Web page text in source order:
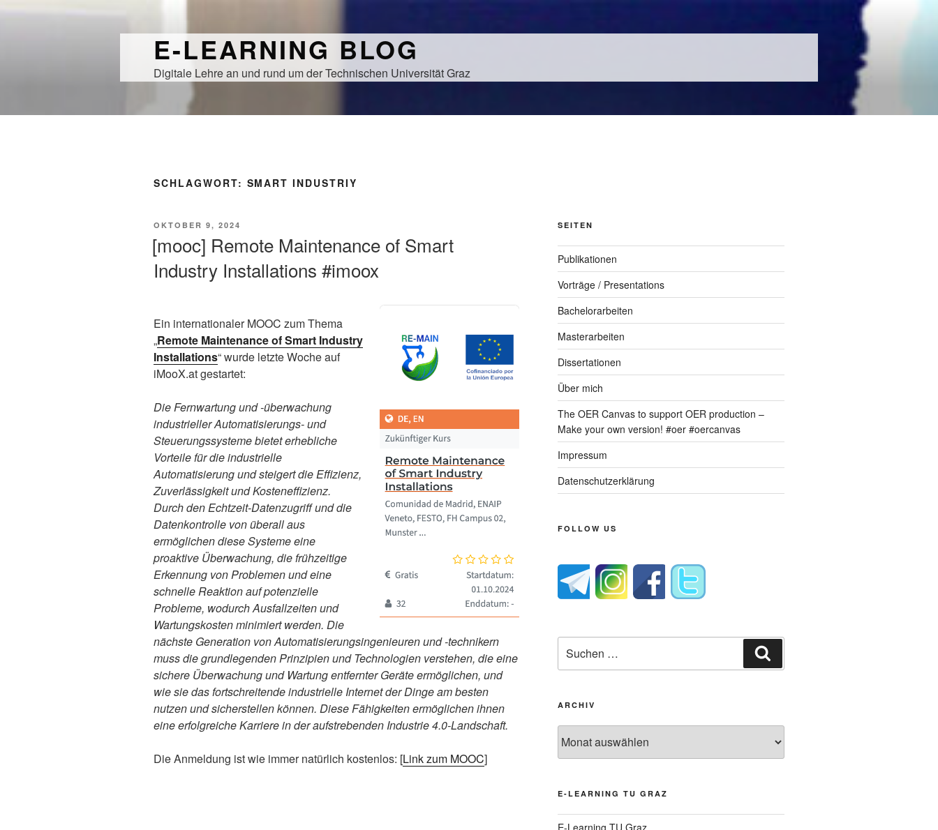
E-LEARNING BLOG
Digitale Lehre an und rund um der Technischen Universität Graz
SCHLAGWORT: SMART INDUSTRIY
VERÖFFENTLICHT
OKTOBER 9, 2024
[mooc] Remote Maintenance of Smart
Industry Installations #imoox
Ein internationaler MOOC zum Thema
„Remote Maintenance of Smart Industry
Installations“ wurde letzte Woche auf
iMooX.at gestartet:
Die Fernwartung und -überwachung
industrieller Automatisierungs- und
Steuerungssysteme bietet erhebliche
Vorteile für die industrielle
Automatisierung und steigert die Effizienz,
Zuverlässigkeit und Kosteneffizienz.
Durch den Echtzeit-Datenzugriff und die
Datenkontrolle von überall aus
ermöglichen diese Systeme eine
proaktive Überwachung, die frühzeitige
Erkennung von Problemen und eine
schnelle Reaktion auf potenzielle
Probleme, wodurch Ausfallzeiten und
Wartungskosten minimiert werden. Die
nächste Generation von Automatisierungsingenieuren und -technikern
muss die grundlegenden Prinzipien und Technologien verstehen, die eine
sichere Überwachung und Wartung entfernter Geräte ermöglichen, und
wie sie das fortschreitende industrielle Internet der Dinge am besten
nutzen und sicherstellen können. Diese Fähigkeiten ermöglichen ihnen
eine erfolgreiche Karriere in der aufstrebenden Industrie 4.0-Landschaft.
Die Anmeldung ist wie immer natürlich kostenlos: [Link zum MOOC]
SEITEN
Publikationen
Vorträge / Presentations
Bachelorarbeiten
Masterarbeiten
Dissertationen
Über mich
The OER Canvas to support OER production –
Make your own version! #oer #oercanvas
Impressum
Datenschutzerklärung
FOLLOW US
nach:
ARCHIV
E-LEARNING TU GRAZ
E-Learning TU Graz